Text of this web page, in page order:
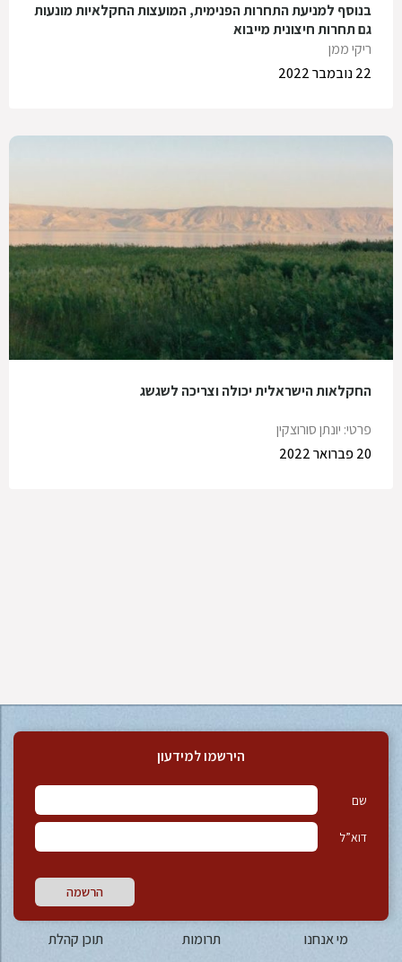
בנוסף למניעת התחרות הפנימית, המועצות החקלאיות מונעות
גם תחרות חיצונית מייבוא
ריקי ממן
22 נובמבר 2022
החקלאות הישראלית יכולה וצריכה לשגשג
פרטי: יונתן סורוצקין
20 פברואר 2022
הירשמו למידעון
שם
דוא”ל
הרשמה
מי אנחנו תרומות
תוכן קהלת